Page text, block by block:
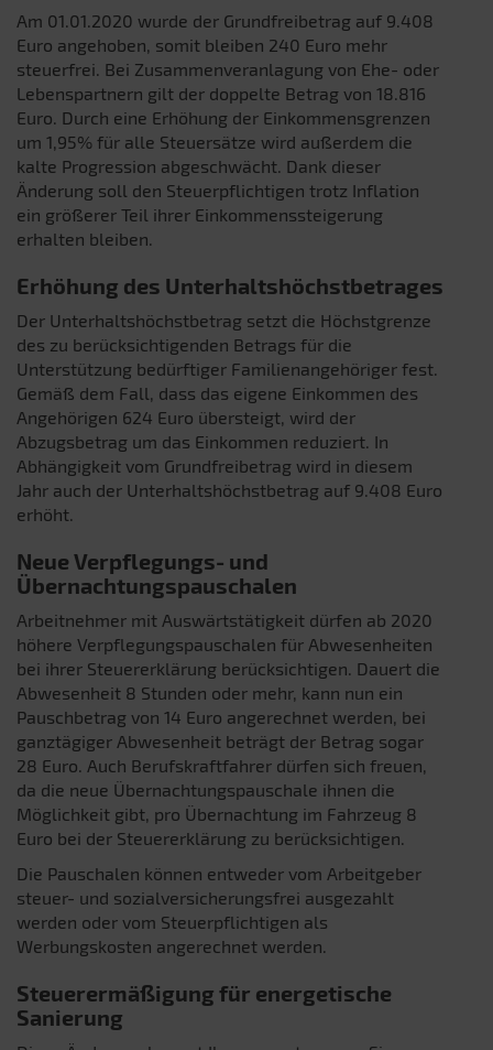
Am 01.01.2020 wurde der Grundfreibetrag auf 9.408
Euro angehoben, somit bleiben 240 Euro mehr
steuerfrei. Bei Zusammenveranlagung von Ehe- oder
Lebenspartnern gilt der doppelte Betrag von 18.816
Euro. Durch eine Erhöhung der Einkommensgrenzen
um 1,95% für alle Steuersätze wird außerdem die
kalte Progression abgeschwächt. Dank dieser
Änderung soll den Steuerpflichtigen trotz Inflation
ein größerer Teil ihrer Einkommenssteigerung
erhalten bleiben.
Erhöhung des Unterhaltshöchstbetrages
Der Unterhaltshöchstbetrag setzt die Höchstgrenze
des zu berücksichtigenden Betrags für die
Unterstützung bedürftiger Familienangehöriger fest.
Gemäß dem Fall, dass das eigene Einkommen des
Angehörigen 624 Euro übersteigt, wird der
Abzugsbetrag um das Einkommen reduziert. In
Abhängigkeit vom Grundfreibetrag wird in diesem
Jahr auch der Unterhaltshöchstbetrag auf 9.408 Euro
erhöht.
Neue Verpflegungs- und
Übernachtungspauschalen
Arbeitnehmer mit Auswärtstätigkeit dürfen ab 2020
höhere Verpflegungspauschalen für Abwesenheiten
bei ihrer Steuererklärung berücksichtigen. Dauert die
Abwesenheit 8 Stunden oder mehr, kann nun ein
Pauschbetrag von 14 Euro angerechnet werden, bei
ganztägiger Abwesenheit beträgt der Betrag sogar
28 Euro. Auch Berufskraftfahrer dürfen sich freuen,
da die neue Übernachtungspauschale ihnen die
Möglichkeit gibt, pro Übernachtung im Fahrzeug 8
Euro bei der Steuererklärung zu berücksichtigen.
Die Pauschalen können entweder vom Arbeitgeber
steuer- und sozialversicherungsfrei ausgezahlt
werden oder vom Steuerpflichtigen als
Werbungskosten angerechnet werden.
Steuerermäßigung für energetische
Sanierung